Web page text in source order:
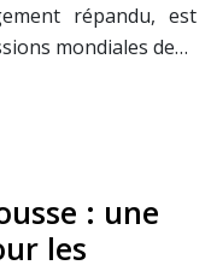
répandu, est
mondiales de…
: une
les